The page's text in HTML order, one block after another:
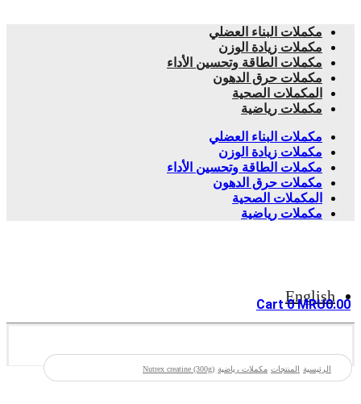
مكملات البناء العضلي
مكملات زيادة الوزن
مكملات الطاقة وتحسين الأداء
مكملات حرق الدهون
المكملات الصحية
مكملات رياضية
مكملات البناء العضلي
مكملات زيادة الوزن
مكملات الطاقة وتحسين الأداء
مكملات حرق الدهون
المكملات الصحية
مكملات رياضية
English
MRU0.00
0
Cart
الرئيسية المنتجات مكملات رياضية Nutrex creatine (300g)